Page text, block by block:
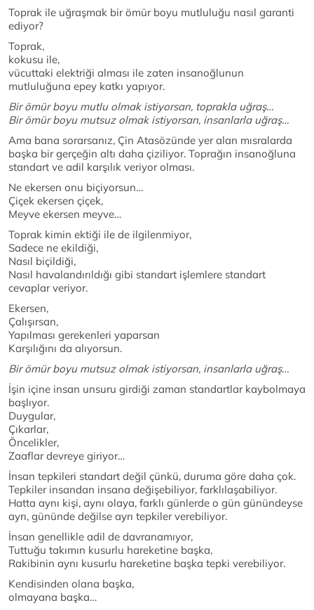
Toprak ile uğraşmak bir ömür boyu mutluluğu nasıl garanti
ediyor?
Toprak,
kokusu ile,
vücuttaki elektriği alması ile zaten insanoğlunun
mutluluğuna epey katkı yapıyor.
Bir ömür boyu mutlu olmak istiyorsan, toprakla uğraş…
Bir ömür boyu mutsuz olmak istiyorsan, insanlarla uğraş…
Ama bana sorarsanız, Çin Atasözünde yer alan mısralarda
başka bir gerçeğin altı daha çiziliyor. Toprağın insanoğluna
standart ve adil karşılık veriyor olması.
Ne ekersen onu biçiyorsun…
Çiçek ekersen çiçek,
Meyve ekersen meyve…
Toprak kimin ektiği ile de ilgilenmiyor,
Sadece ne ekildiği,
Nasıl biçildiği,
Nasıl havalandırıldığı gibi standart işlemlere standart
cevaplar veriyor.
Ekersen,
Çalışırsan,
Yapılması gerekenleri yaparsan
Karşılığını da alıyorsun.
Bir ömür boyu mutsuz olmak istiyorsan, insanlarla uğraş…
İşin içine insan unsuru girdiği zaman standartlar kaybolmaya
başlıyor.
Duygular,
Çıkarlar,
Öncelikler,
Zaaflar devreye giriyor…
İnsan tepkileri standart değil çünkü, duruma göre daha çok.
Tepkiler insandan insana değişebiliyor, farklılaşabiliyor.
Hatta aynı kişi, aynı olaya, farklı günlerde o gün günündeyse
ayrı, gününde değilse ayrı tepkiler verebiliyor.
İnsan genellikle adil de davranamıyor,
Tuttuğu takımın kusurlu hareketine başka,
Rakibinin aynı kusurlu hareketine başka tepki verebiliyor.
Kendisinden olana başka,
olmayana başka…